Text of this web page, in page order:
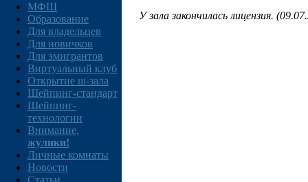
МФШ
Образование
Для владельцев
Для новичков
Для эмигрантов
Виртуальный клуб
Открытие ш-зала
Шейпинг-стандарт
Шейпинг-
технологии
Внимание,
жулики!
Личные комнаты
Новости
Статьи
У зала закончилась лицензия.